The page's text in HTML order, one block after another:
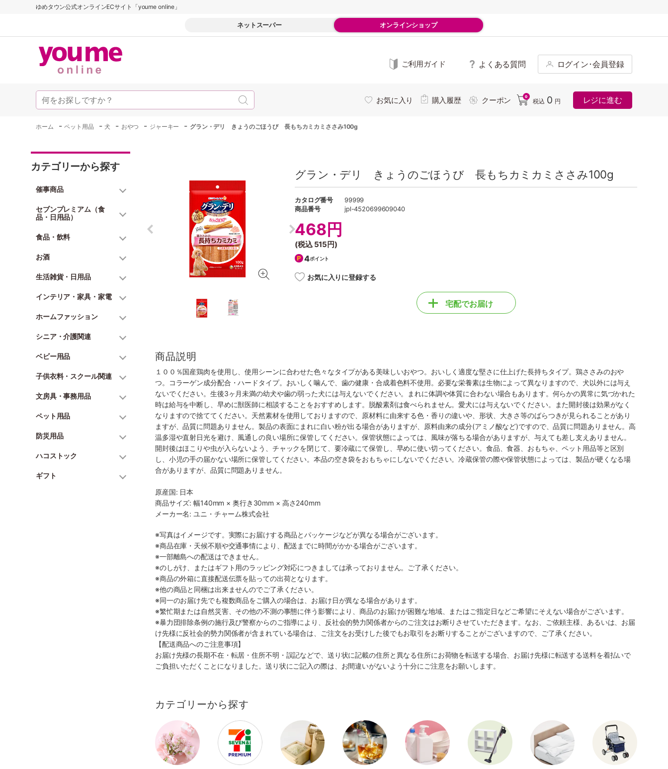
ゆめタウン公式オンラインECサイト「youme online」
ネットスーパー オンラインショップ
ご利用ガイド よくある質問 ログイン･会員登録
お気に入り 購入履歴 クーポン 0
税込 0 円 レジに進む
ホーム -ペット用品 -犬 - おやつ - ジャーキー - グラン・デリ きょうのごほうび 長もちカミカミささみ100g
カテゴリーから探す
催事商品
セブンプレミアム（食
品・日用品）
食品・飲料
お酒
生活雑貨・日用品
インテリア・家具・家電
ホームファッション
シニア・介護関連
ベビー用品
子供衣料・スクール関連
文房具・事務用品
ペット用品
防災用品
ハコストック
ギフト
グラン・デリ きょうのごほうび 長もちカミカミささみ100g
カタログ番号
99999
商品番号
jpl-4520699609040
468円
(税込 515円)
4ポイント
お気に入りに登録する
宅配でお届け
商品説明
１００％国産鶏肉を使用し、使用シーンに合わせた色々なタイプがある美味しいおやつ。おいしく適度な堅さに仕上げた長持ちタイプ。鶏ささみのおや
つ。コラーゲン成分配合・ハードタイプ。おいしく噛んで、歯の健康・合成着色料不使用。必要な栄養素は生物によって異なりますので、犬以外には与え
ないでください。生後3ヶ月未満の幼犬や歯の弱った犬には与えないでください。まれに体調や体質に合わない場合もあります。何らかの異常に気づかれた
時は給与を中断し、早めに獣医師に相談することをおすすめします。脱酸素剤は食べられません。愛犬には与えないでください。また開封後は効果がなく
なりますので捨ててください。天然素材を使用しておりますので、原材料に由来する色・香りの違いや、形状、大きさ等のばらつきが見られることがあり
ますが、品質に問題ありません。製品の表面にまれに白い粉が出る場合がありますが、原料由来の成分(アミノ酸など)ですので、品質に問題ありません。高
温多湿や直射日光を避け、風通しの良い場所に保管してください。保管状態によっては、風味が落ちる場合がありますが、与えても差し支えありません。
開封後はほこりや虫が入らないよう、チャックを閉じて、要冷蔵にて保管し、早めに使い切ってください。食品、食器、おもちゃ、ペット用品等と区別
し、小児の手の届かない場所に保管してください。本品の空き袋をおもちゃにしないでください。冷蔵保管の際や保管状態によっては、製品が硬くなる場
合がありますが、品質に問題ありません。
原産国: 日本
商品サイズ: 幅140mm × 奥行き30mm × 高さ240mm
メーカー名: ユニ・チャーム株式会社
※写真はイメージです。実際にお届けする商品とパッケージなどが異なる場合がございます。
※商品在庫・天候不順や交通事情により、配送までに時間がかかる場合がございます。
※一部離島への配送はできません。
※のしがけ、またはギフト用のラッピング対応につきましては承っておりません。ご了承ください。
※商品の外箱に直接配送伝票を貼っての出荷となります。
※他の商品と同梱は出来ませんのでご了承ください。
※同一のお届け先でも複数商品をご購入の場合は、お届け日が異なる場合があります。
※繁忙期または自然災害、その他の不測の事態に伴う影響により、商品のお届けが困難な地域、またはご指定日などご希望にそえない場合がございます。
※暴力団排除条例の施行及び警察からのご指導により、反社会的勢力関係者からのご注文はお断りさせていただきます。なお、ご依頼主様、あるいは、お届
け先様に反社会的勢力関係者が含まれている場合は、ご注文をお受けした後でもお取引をお断りすることがございますので、ご了承ください。
【配送商品へのご注意事項】
お届け先様の長期不在・転居・住所不明・誤記などで、送り状に記載の住所と異なる住所にお荷物を転送する場合、お届け先様に転送する送料を着払いで
ご負担いただくことになりました。送り状にご記入の際は、お間違いがないよう十分にご注意をお願いします。
カテゴリーから探す